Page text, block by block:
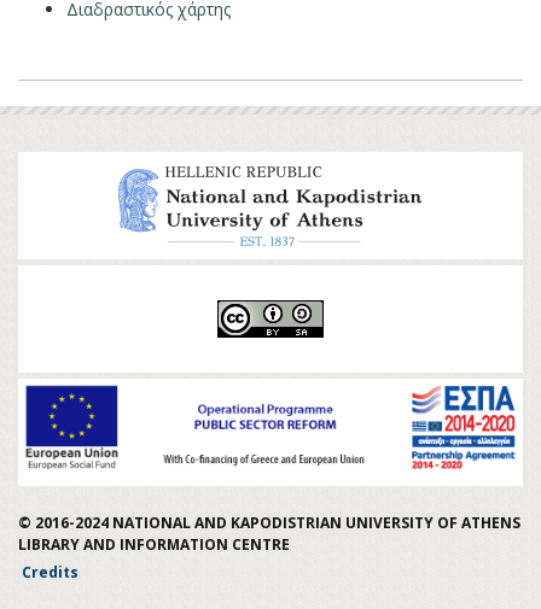
Διαδραστικός χάρτης
© 2016-2024 NATIONAL AND KAPODISTRIAN UNIVERSITY OF ATHENS
LIBRARY AND INFORMATION CENTRE
Credits